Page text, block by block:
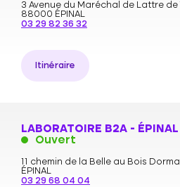
3 Avenue du Maréchal de Lattre de
88000 ÉPINAL
03 29 82 36 32
Itinéraire
LABORATOIRE B2A -
Ouvert
11 chemin de la Belle au Bois
ÉPINAL
03 29 68 04 04